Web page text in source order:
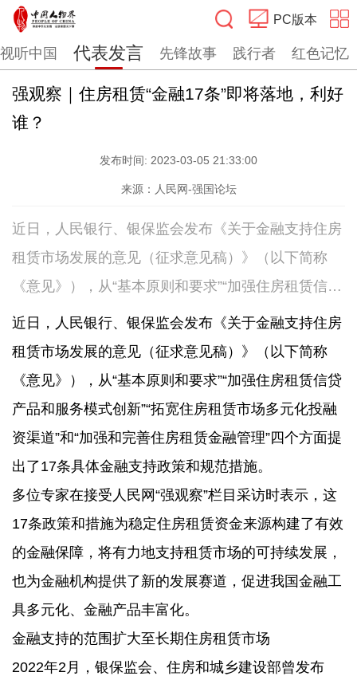
PC版本
搜索
视听中国 代表发言 先锋故事 践行者 红色记忆
强观察｜住房租赁“金融17条”即将落地，利好
谁？
发布时间: 2023-03-05 21:33:00
来源：人民网-强国论坛
近日，人民银行、银保监会发布《关于金融支持住房
租赁市场发展的意见（征求意见稿）》（以下简称
《意见》），从“基本原则和要求”“加强住房租赁信贷
产品和服务模式创新”“拓宽住房租赁市场多元化投融
资渠道”和“加强和完善住房租赁金融管理”四个方面提
出了17条具体金融支持政策和规范措施。
近日，人民银行、银保监会发布《关于金融支持住房
租赁市场发展的意见（征求意见稿）》（以下简称
《意见》），从“基本原则和要求”“加强住房租赁信贷
产品和服务模式创新”“拓宽住房租赁市场多元化投融
资渠道”和“加强和完善住房租赁金融管理”四个方面提
出了17条具体金融支持政策和规范措施。
多位专家在接受人民网“强观察”栏目采访时表示，这
17条政策和措施为稳定住房租赁资金来源构建了有效
的金融保障，将有力地支持租赁市场的可持续发展，
也为金融机构提供了新的发展赛道，促进我国金融工
具多元化、金融产品丰富化。
金融支持的范围扩大至长期住房租赁市场
2022年2月，银保监会、住房和城乡建设部曾发布